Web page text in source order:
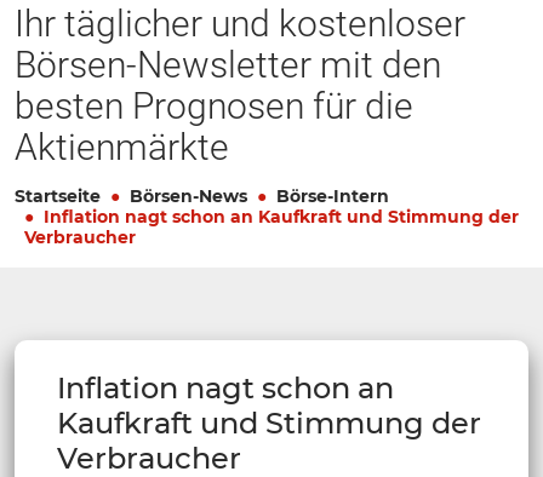
Ihr täglicher und kostenloser
Börsen-Newsletter mit den
besten Prognosen für die
Aktienmärkte
Startseite Börsen-News
Börse-Intern
Inflation nagt schon an Kaufkraft und Stimmung der
Verbraucher
Inflation nagt schon an
Kaufkraft und Stimmung der
Verbraucher